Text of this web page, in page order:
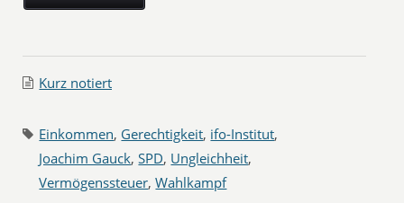
Kurz notiert
Einkommen, Gerechtigkeit, ifo-Institut,
Joachim Gauck,SPD, Ungleichheit,
Vermögenssteuer,Wahlkampf